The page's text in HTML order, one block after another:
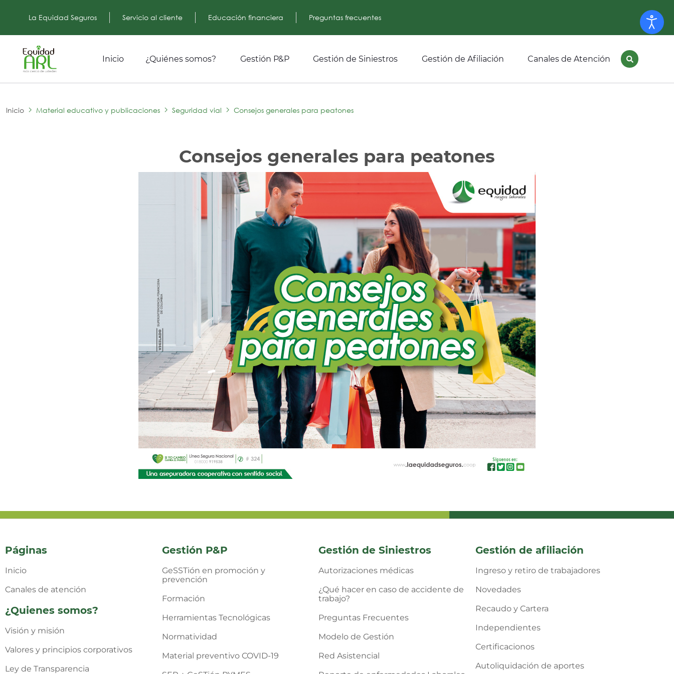
La Equidad Seguros Servicio al cliente Educación financiera Preguntas frecuentes
Inicio ¿Quiénes somos? Gestión P&P Gestión de Siniestros Gestión de Afiliación Canales de Atención
Inicio Material educativo y publicaciones Seguridad vial Consejos generales para peatones
Consejos generales para peatones
Páginas
Inicio
Canales de atención
¿Quienes somos?
Visión y misión
Valores y principios corporativos
Ley de Transparencia
Gestión P&P
GeSSTión en promoción y
prevención
Formación
Herramientas Tecnológicas
Normatividad
Material preventivo COVID-19
Gestión de Siniestros
Autorizaciones médicas
¿Qué hacer en caso de accidente de
trabajo?
Preguntas Frecuentes
Modelo de Gestión
Red Asistencial
Gestión de afiliación
Ingreso y retiro de trabajadores
Novedades
Recaudo y Cartera
Independientes
Certificacionos
Autoliquidación de aportes